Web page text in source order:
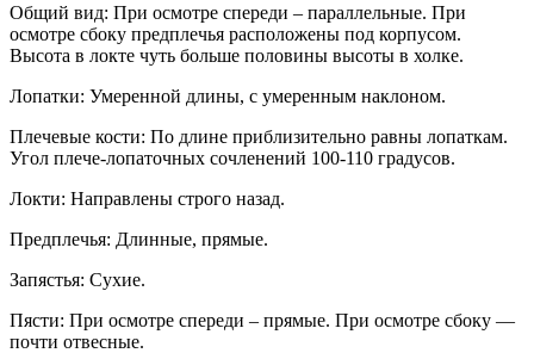
Общий вид: При осмотре спереди – параллельные. При
осмотре сбоку предплечья расположены под корпусом.
Высота в локте чуть больше половины высоты в холке.
Лопатки: Умеренной длины, с умеренным наклоном.
Плечевые кости: По длине приблизительно равны лопаткам.
Угол плече-лопаточных сочленений 100-110 градусов.
Локти: Направлены строго назад.
Предплечья: Длинные, прямые.
Запястья: Сухие.
Пясти: При осмотре спереди – прямые. При осмотре сбоку —
почти отвесные.